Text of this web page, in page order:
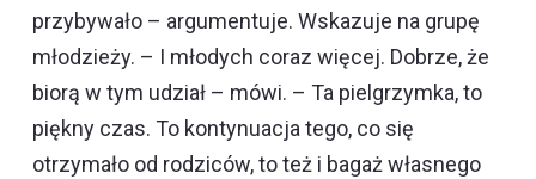
przybywało – argumentuje. Wskazuje na grupę
młodzieży. – I młodych coraz więcej. Dobrze, że
biorą w tym udział – mówi. – Ta pielgrzymka, to
piękny czas. To kontynuacja tego, co się
otrzymało od rodziców, to też i bagaż własnego